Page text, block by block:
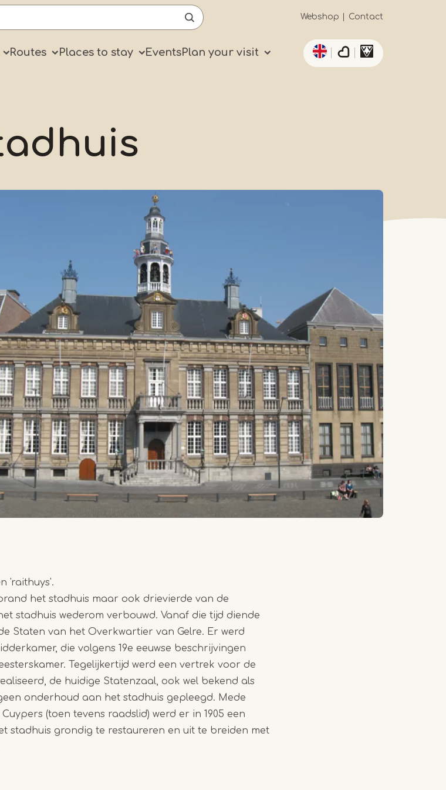
Secundaïre
navigatie
Webshop Contact
Routes Places to stay EventsPlan your visit
List additional
'raithuys'.
het stadhuis maar ook drievierde van de
stadhuis wederom verbouwd. Vanaf die tijd diende
Staten van het Overkwartier van Gelre. Er werd
die volgens 19e eeuwse beschrijvingen
Tegelijkertijd werd een vertrek voor de
de huidige Statenzaal, ook wel bekend als
onderhoud aan het stadhuis gepleegd. Mede
(toen tevens raadslid) werd er in 1905 een
stadhuis grondig te restaureren en uit te breiden met